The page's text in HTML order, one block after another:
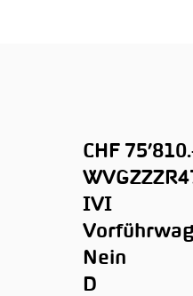
CHF
IVI
Nein
D